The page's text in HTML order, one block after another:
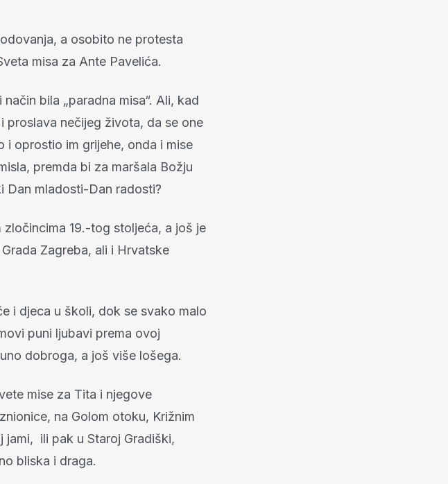
a osobito ne protesta
misa za Ante Pavelića.
bila „paradna misa“. Ali, kad
nečijeg života, da se one
i oprostio im grijehe, onda i mise
premda bi za maršala Božju
Dan mladosti-Dan radosti?
19.-tog stoljeća, a još je
Zagreba, ali i Hrvatske
i djeca u školi, dok se svako malo
puni ljubavi prema ovoj
dobroga, a još više lošega.
mise za Tita i njegove
na Golom otoku, Križnim
ili pak u Staroj Gradiški,
bliska i draga.